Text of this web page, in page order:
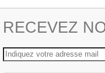
RECEVEZ